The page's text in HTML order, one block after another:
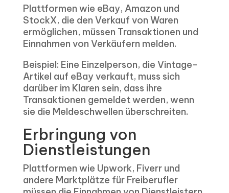
Plattformen wie eBay, Amazon und
StockX, die den Verkauf von Waren
ermöglichen, müssen Transaktionen und
Einnahmen von Verkäufern melden.
Beispiel: Eine Einzelperson, die Vintage-
Artikel auf eBay verkauft, muss sich
darüber im Klaren sein, dass ihre
Transaktionen gemeldet werden, wenn
sie die Meldeschwellen überschreiten.
Erbringung von
Dienstleistungen
Plattformen wie Upwork, Fiverr und
andere Marktplätze für Freiberufler